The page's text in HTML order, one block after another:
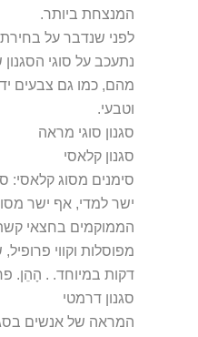
המנצחת ביותר.
לפני שנדבר על בחירת
נתעכב על סוגי
מהם, כמו גם צבעים
וטבעי.
סגנון סוגי מראה
סגנון קלאסי
סימנים מסוג קלאסי:
ישר למדי, אף ישר
הממוקמים בחצאי
מפוסלות וקווי
דקות במיוחד. . הָהֵן.
סגנון דרמטי
המראה של אנשים